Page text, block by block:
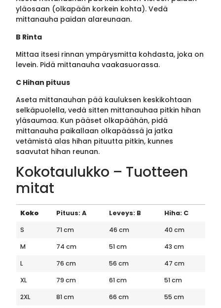
yläosaan (olkapään korkein kohta). Vedä
mittanauha paidan alareunaan.
B Rinta
Mittaa itsesi rinnan ympärysmitta kohdasta, joka on
levein. Pidä mittanauha vaakasuorassa.
C Hihan pituus
Aseta mittanauhan pää kauluksen keskikohtaan
selkäpuolella, vedä sitten mittanauhaa pitkin hihan
yläsaumaa. Kun pääset olkapäähän, pidä
mittanauha paikallaan olkapäässä ja jatka
vetämistä alas hihan pituutta pitkin, kunnes
saavutat hihan reunan.
Kokotaulukko – Tuotteen
mitat
Koko Pituus: A Leveys: B
Hiha: C
S
71 cm 46 cm
40 cm
M
74 cm 51 cm
43 cm
L
76 cm 56 cm
47 cm
XL
79 cm 61 cm
51 cm
2XL
81 cm 66 cm
55 cm